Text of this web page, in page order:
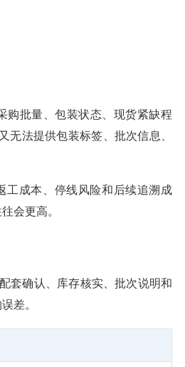
购批量、包装状态、现货紧缺程
无法提供包装标签、批次信息、
工成本、停线风险和后续追溯成
会更高。
套确认、库存核实、批次说明和
差。